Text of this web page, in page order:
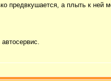
предвкушается, а плыть к ней